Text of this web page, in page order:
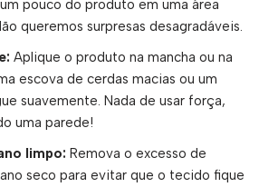
pouco do produto em uma área
queremos surpresas desagradáveis.
Aplique o produto na mancha ou na
escova de cerdas macias ou um
suavemente. Nada de usar força,
uma parede!
limpo: Remova o excesso de
seco para evitar que o tecido fique